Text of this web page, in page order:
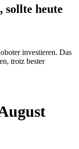
sollte heute
investieren. Das
trotz bester